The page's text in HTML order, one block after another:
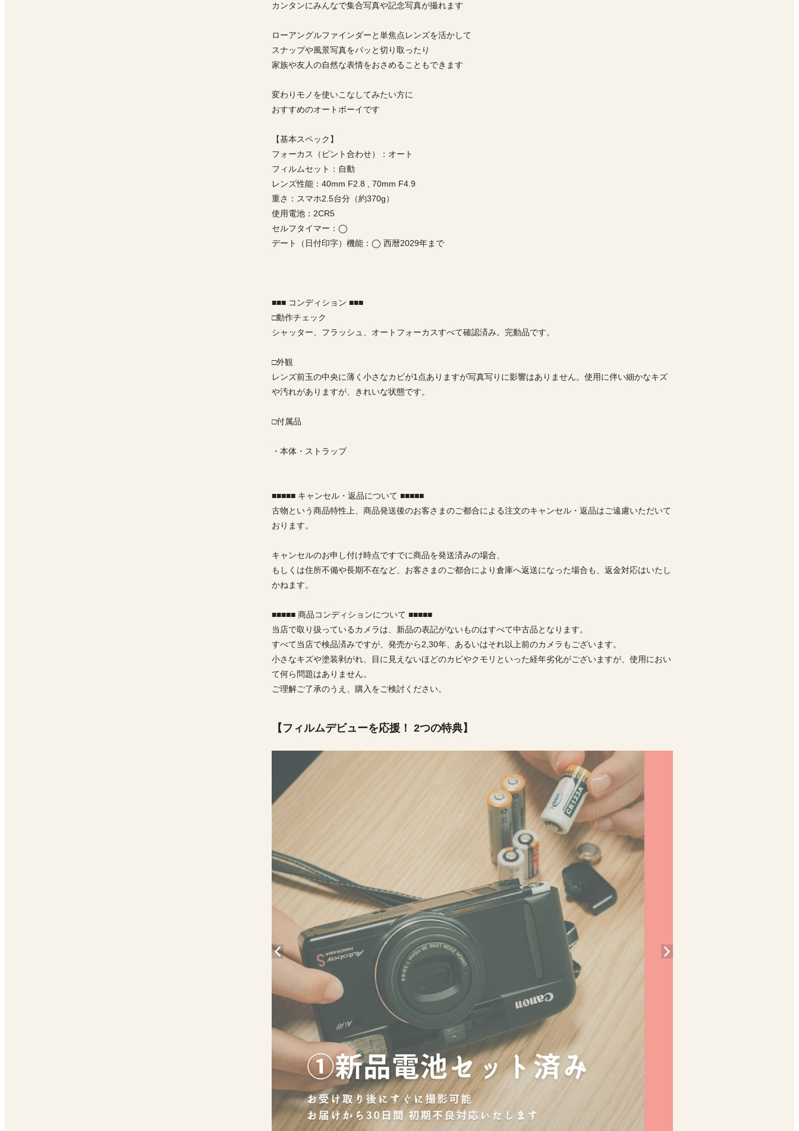
カンタンにみんなで集合写真や記念写真が撮れます
ローアングルファインダーと単焦点レンズを活かして
スナップや風景写真をパッと切り取ったり
家族や友人の自然な表情をおさめることもできます
変わりモノを使いこなしてみたい方に
おすすめのオートボーイです
【基本スペック】
フォーカス（ピント合わせ）：オート
フィルムセット：自動
レンズ性能：40mm F2.8 , 70mm F4.9
重さ：スマホ2.5台分（約370g）
使用電池：2CR5
セルフタイマー：◯
デート（日付印字）機能：◯ 西暦2029年まで
■■■ コンディション ■■■
□動作チェック
シャッター、フラッシュ、オートフォーカスすべて確認済み。完動品です。
□外観
レンズ前玉の中央に薄く小さなカビが1点ありますが写真写りに影響はありません。使用に伴い細かなキズ
や汚れがありますが、きれいな状態です。
□付属品
・本体・ストラップ
■■■■■ キャンセル・返品について ■■■■■
古物という商品特性上、商品発送後のお客さまのご都合による注文のキャンセル・返品はご遠慮いただいて
おります。
キャンセルのお申し付け時点ですでに商品を発送済みの場合、
もしくは住所不備や長期不在など、お客さまのご都合により倉庫へ返送になった場合も、返金対応はいたし
かねます。
■■■■■ 商品コンディションについて ■■■■■
当店で取り扱っているカメラは、新品の表記がないものはすべて中古品となります。
すべて当店で検品済みですが、発売から2,30年、あるいはそれ以上前のカメラもございます。
小さなキズや塗装剥がれ、目に見えないほどのカビやクモリといった経年劣化がございますが、使用におい
て何ら問題はありません。
ご理解ご了承のうえ、購入をご検討ください。
【フィルムデビューを応援！ 2つの特典】